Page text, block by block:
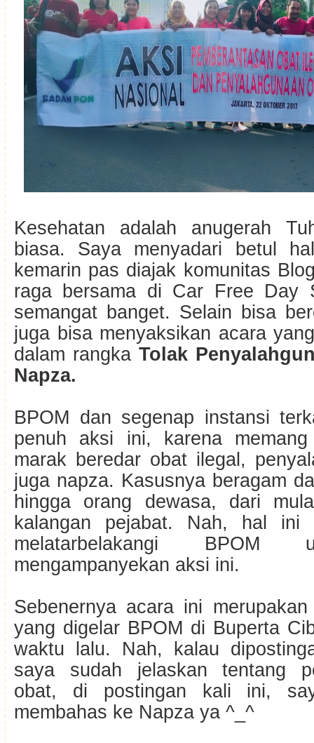
Kesehatan adalah anugerah
biasa. Saya menyadari betul
kemarin pas diajak komunitas
raga bersama di Car Free Day
semangat banget. Selain bisa
juga bisa menyaksikan acara
dalam rangka Tolak
Napza.
BPOM dan segenap instansi
penuh aksi ini, karena
marak beredar obat ilegal,
juga napza. Kasusnya beragam
hingga orang dewasa, dari
kalangan pejabat. Nah, hal ini
melatarbelakangi BPOM
mengampanyekan aksi ini.
Sebenernya acara ini
yang digelar BPOM di Buperta
waktu lalu. Nah, kalau
saya sudah jelaskan tentang
obat, di postingan kali ini,
membahas ke Napza ya ^_^